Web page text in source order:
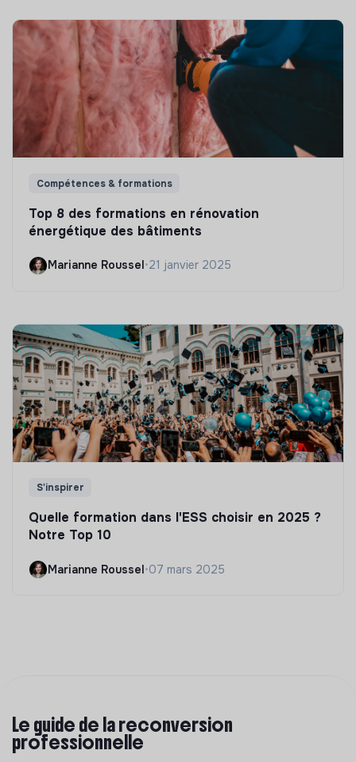
Compétences & formations
Top 8 des formations en rénovation
énergétique des bâtiments
Marianne Roussel•21 janvier 2025
S'inspirer
Quelle formation dans l'ESS choisir en 2025 ?
Notre Top 10
Marianne Roussel•07 mars 2025
Le guide de la reconversion
professionnelle